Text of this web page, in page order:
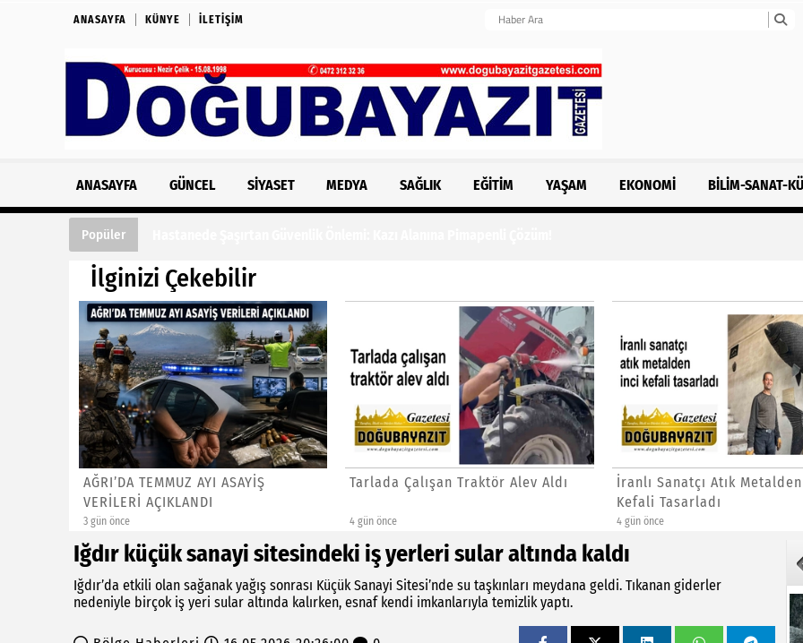
ANASAYFA KÜNYE İLETIŞIM
ANASAYFA GÜNCEL SIYASET MEDYA SAĞLIK EĞITIM YAŞAM EKONOMI BILIM-SANAT-
Popüler
İlginizi Çekebilir
AĞRI’DA TEMMUZ AYI ASAYİŞ
VERİLERİ AÇIKLANDI
3 gün önce
Tarlada Çalışan Traktör Alev Aldı
4 gün önce
İranlı Sanatçı Atık
Kefali Tasarladı
4 gün önce
Iğdır küçük sanayi sitesindeki iş yerleri sular altında kaldı
Iğdır’da etkili olan sağanak yağış sonrası Küçük Sanayi Sitesi’nde su taşkınları meydana geldi. Tıkanan giderler
nedeniyle birçok iş yeri sular altında kalırken, esnaf kendi imkanlarıyla temizlik yaptı.